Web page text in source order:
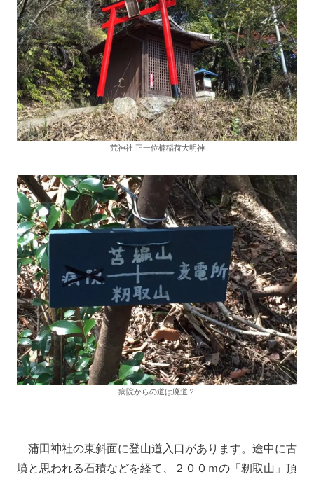
荒神社 正一位楠稲荷大明神
病院からの道は廃道？
蒲田神社の東斜面に登山道入口があります。途中に古
墳と思われる石積などを経て、２００ｍの「籾取山」頂